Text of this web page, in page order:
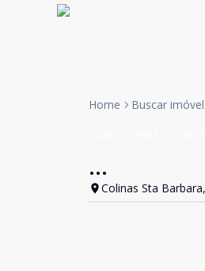
Home Buscar imóvel
...
Colinas Sta